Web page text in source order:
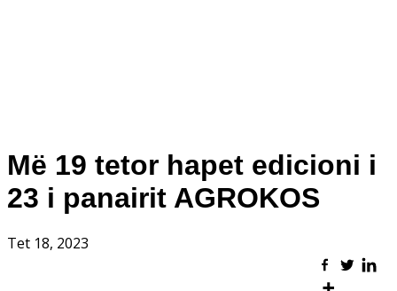
Më 19 tetor hapet edicioni i
23 i panairit AGROKOS
Tet 18, 2023